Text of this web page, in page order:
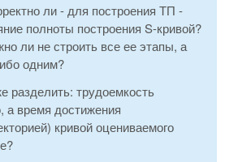
ли - для построения ТП -
полноты построения S-кривой?
ли не строить все ее этапы, а
одним?
разделить: трудоемкость
а время достижения
кривой оцениваемого